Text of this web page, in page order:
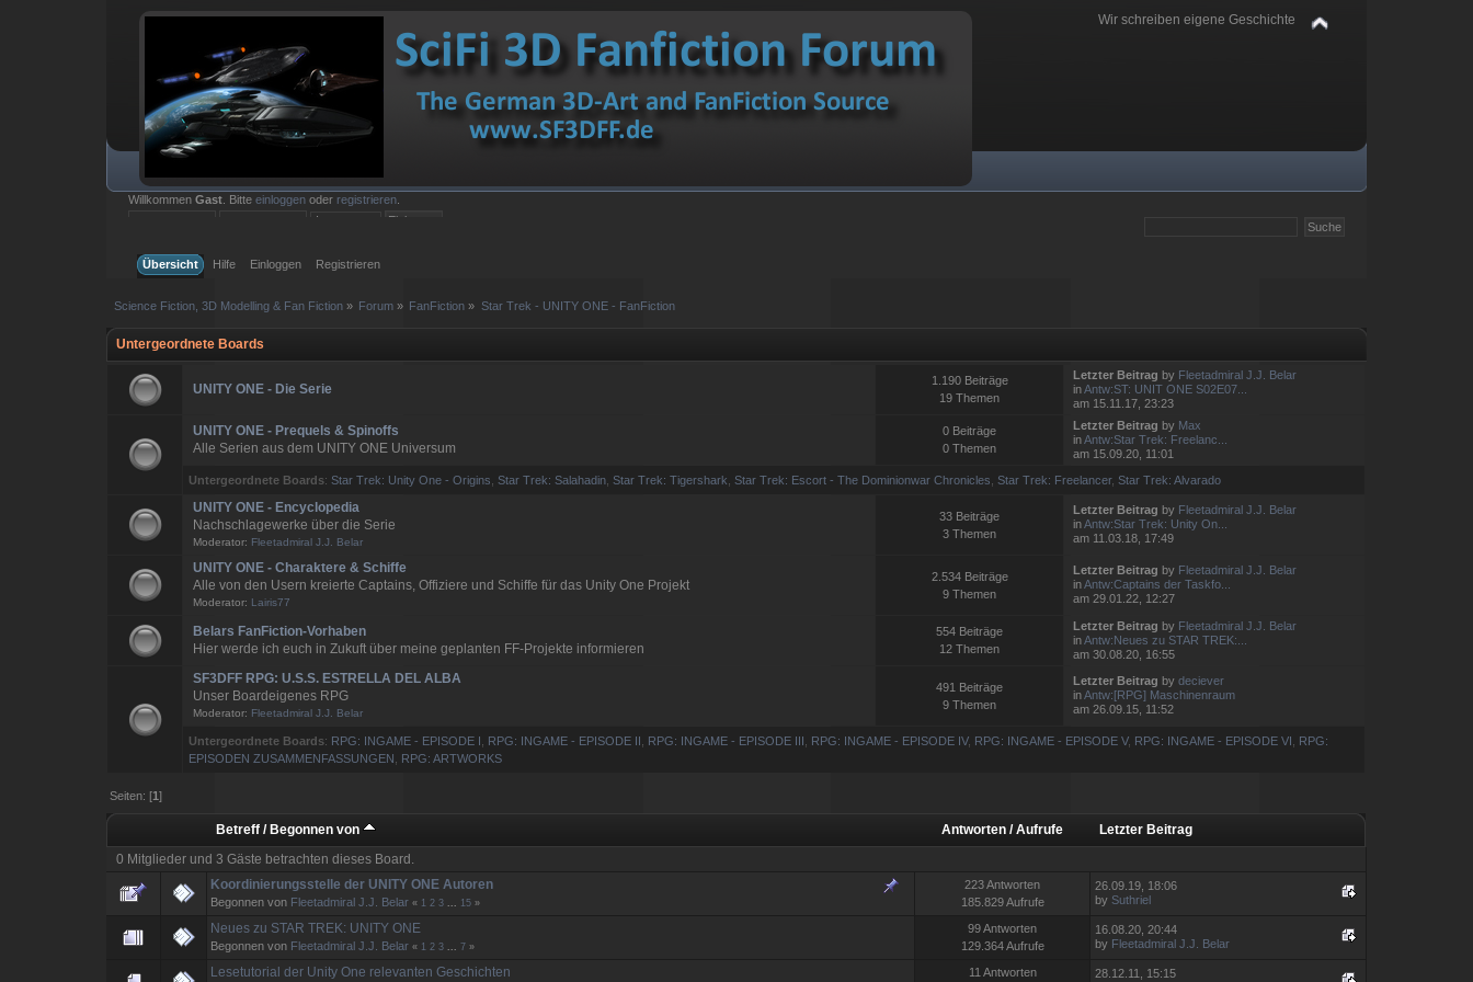
Wir schreiben eigene Geschichte
WillkommenGast . Bitteeinloggen oder registrieren
Übersicht
Hilfe Einloggen Registrieren
Science Fiction, 3D Modelling & Fan Fiction» Forum » FanFiction » Star Trek - UNITY ONE - FanFiction
Untergeordnete Boards
UNITY ONE - Die Serie
1.190 Beiträge
19 Themen
Letzter Beitrag by Fleetadmiral J.J. Belar
inAntw:ST: UNIT ONE S02E07...
am 15.11.17, 23:23
UNITY ONE - Prequels & Spinoffs
Alle Serien aus dem UNITY ONE Universum
0 Beiträge
0 Themen
Letzter Beitrag by Max
inAntw:Star Trek: Freelanc...
am 15.09.20, 11:01
Untergeordnete Boards:Star Trek: Unity One - Origins ,Star Trek: Salahadin ,Star Trek: Tigershark ,Star Trek: Escort - The Dominionwar Chronicles ,Star Trek: Freelancer,Star Trek: Alvarado
UNITY ONE - Encyclopedia
Nachschlagewerke über die Serie
Moderator: Fleetadmiral J.J. Belar
33 Beiträge
3 Themen
Letzter Beitrag by Fleetadmiral J.J. Belar
inAntw:Star Trek: Unity On...
am 11.03.18, 17:49
UNITY ONE - Charaktere & Schiffe
Alle von den Usern kreierte Captains, Offiziere und Schiffe für das Unity One Projekt
Moderator: Lairis77
2.534 Beiträge
9 Themen
Letzter Beitrag by Fleetadmiral J.J. Belar
inAntw:Captains der Taskfo...
am 29.01.22, 12:27
Belars FanFiction-Vorhaben
Hier werde ich euch in Zukuft über meine geplanten FF-Projekte informieren
554 Beiträge
12 Themen
Letzter Beitrag by Fleetadmiral J.J. Belar
inAntw:Neues zu STAR TREK:...
am 30.08.20, 16:55
SF3DFF RPG: U.S.S. ESTRELLA DEL ALBA
Unser Boardeigenes RPG
Moderator: Fleetadmiral J.J. Belar
491 Beiträge
9 Themen
Letzter Beitrag by deciever
inAntw:[RPG] Maschinenraum
am 26.09.15, 11:52
Untergeordnete Boards: RPG: INGAME - EPISODE I RPG: INGAME - EPISODE II RPG: INGAME - EPISODE III RPG: INGAME - EPISODE IV, RPG: INGAME - EPISODE V, RPG: INGAME - EPISODE VI
RPG:
EPISODEN ZUSAMMENFASSUNGEN
RPG: ARTWORKS
Seiten: [1]
Betreff/Begonnen von Antworten/Aufrufe
Letzter Beitrag
0 Mitglieder und 3 Gäste betrachten dieses Board.
Koordinierungsstelle der UNITY ONE Autoren
Begonnen von Fleetadmiral J.J. Belar « 1 2 3 15 »
223 Antworten
185.829 Aufrufe
26.09.19, 18:06
bySuthriel
Neues zu STAR TREK: UNITY ONE
Begonnen von Fleetadmiral J.J. Belar « 1 2 3 ...7 »
99 Antworten
129.364 Aufrufe
16.08.20, 20:44
by Fleetadmiral J.J. Belar
Lesetutorial der Unity One relevanten Geschichten 11 Antworten
28.12.11, 15:15